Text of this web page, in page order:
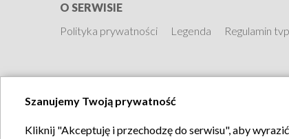
O SERWISIE
Polityka prywatności
Legenda Regulamin
Szanujemy Twoją prywatność
Kliknij "Akceptuję i przechodzę do serwisu", aby